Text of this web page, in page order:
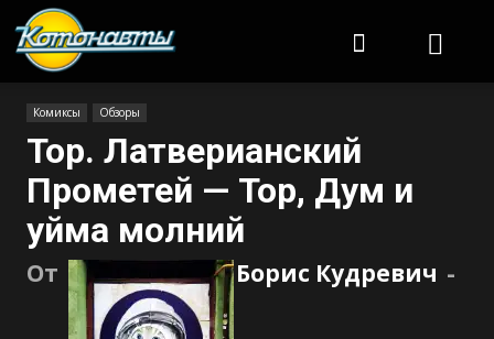
Комиксы Обзоры
Тор. Латверианский
Прометей — Тор, Дум и
уйма молний
От Борис Кудревич -